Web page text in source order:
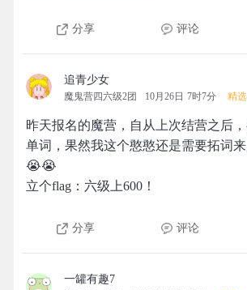
分享 评论
追青少女
魔鬼营四六级2团 10月26日 7时7分 精选
昨天报名的魔营，自从上次结营之后
单词，果然我这个憨憨还是需要拓词
😭😭
立个flag：六级上600！
分享 评论
一罐有趣7